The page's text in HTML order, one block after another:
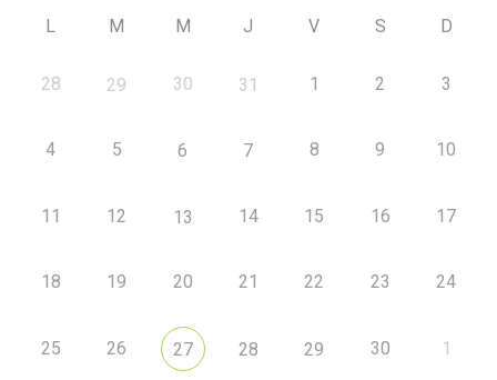
L M M J V S D
28 29 30 31 1 2 3
4 5 6 7 8 9 10
11 12 13 14 15 16 17
18 19 20 21 22 23 24
25 26 27 28 29 30 1